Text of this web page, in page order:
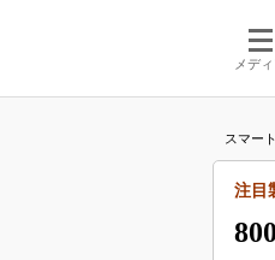
メデ
スマー
注目